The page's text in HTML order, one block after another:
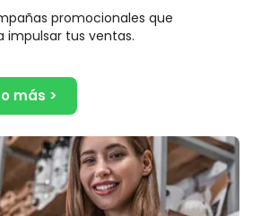
promocionales que
impulsar tus ventas.
más >